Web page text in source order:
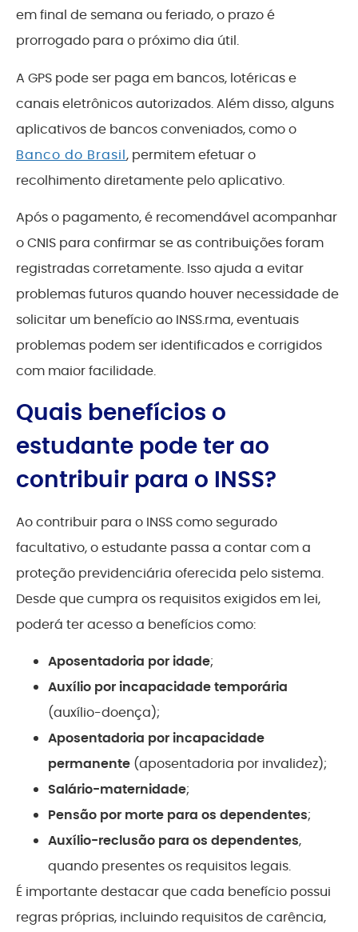
em final de semana ou feriado, o prazo é
prorrogado para o próximo dia útil.
A GPS pode ser paga em bancos, lotéricas e
canais eletrônicos autorizados. Além disso, alguns
aplicativos de bancos conveniados, como o
Banco do Brasil, permitem efetuar o
recolhimento diretamente pelo aplicativo.
Após o pagamento, é recomendável acompanhar
o CNIS para confirmar se as contribuições foram
registradas corretamente. Isso ajuda a evitar
problemas futuros quando houver necessidade de
solicitar um benefício ao INSS.rma, eventuais
problemas podem ser identificados e corrigidos
com maior facilidade.
Quais benefícios o
estudante pode ter ao
contribuir para o INSS?
Ao contribuir para o INSS como segurado
facultativo, o estudante passa a contar com a
proteção previdenciária oferecida pelo sistema.
Desde que cumpra os requisitos exigidos em lei,
poderá ter acesso a benefícios como:
Aposentadoria por idade;
Auxílio por incapacidade temporária
(auxílio-doença);
Aposentadoria por incapacidade
permanente (aposentadoria por invalidez);
Salário-maternidade;
Pensão por morte para os dependentes;
Auxílio-reclusão para os dependentes,
quando presentes os requisitos legais.
É importante destacar que cada benefício possui
regras próprias, incluindo requisitos de carência,